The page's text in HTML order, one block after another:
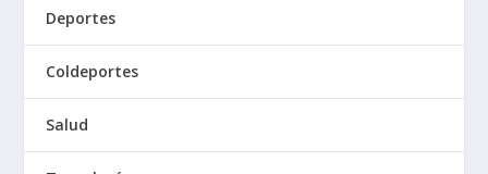
Deportes
Coldeportes
Salud